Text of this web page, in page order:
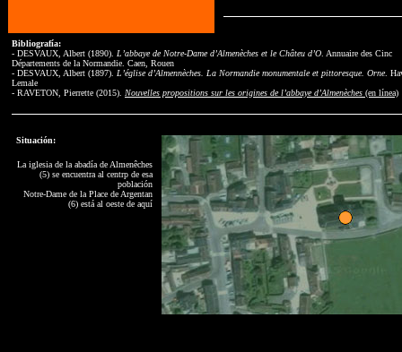
Bibliografía:
- DESVAUX, Albert (1890). L’abbaye de Notre-Dame d’Almenèches et le Châteu d’O . Annuaire des Cinc
Départements de la Normandie. Caen, Rouen
- DESVAUX, Albert (1897). L’église d’Almennèches. La Normandie monumentale et pittoresque. Orne.
Lemale
- RAVETON, Pierrette (2015). Nouvelles propositions sur les origines de l’abbaye d’Almenèches (en línea)
Situación:
La iglesia de la abadía de Almenêches
(5) se encuentra al centrp de esa
población
Notre-Dame de la Place de Argentan
(6) está al oeste de aquí